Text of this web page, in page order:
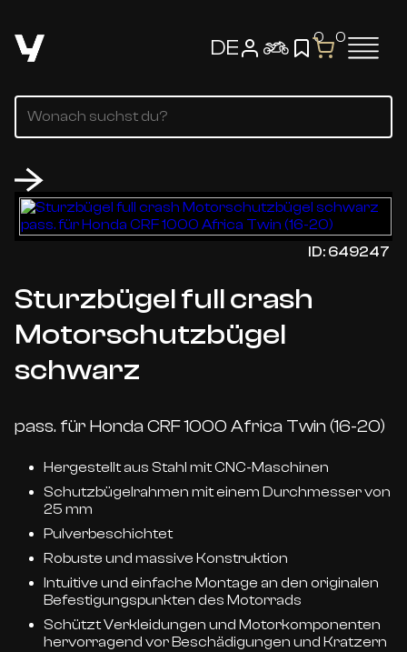
DE 0 0
ID: 649247
Sturzbügel full crash
Motorschutzbügel
schwarz
pass. für Honda CRF 1000 Africa Twin (16-20)
Hergestellt aus Stahl mit CNC-Maschinen
Schutzbügelrahmen mit einem Durchmesser von
25 mm
Pulverbeschichtet
Robuste und massive Konstruktion
Intuitive und einfache Montage an den originalen
Befestigungspunkten des Motorrads
Schützt Verkleidungen und Motorkomponenten
hervorragend vor Beschädigungen und Kratzern